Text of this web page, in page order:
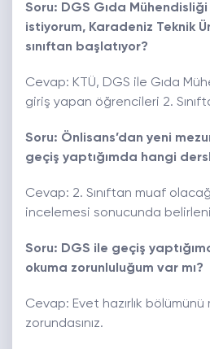
Soru: DGS Gıda
istiyorum, Karadeniz Teknik
sınıftan başlatıyor?
Cevap: KTÜ, DGS ile Gıda
giriş yapan öğrencileri 2.
Soru: Önlisans’dan yeni
geçiş yaptığımda hangi
Cevap: 2. Sınıftan muaf
incelemesi sonucunda
Soru: DGS ile geçiş
okuma zorunluluğum var mı?
Cevap: Evet hazırlık
zorundasınız.